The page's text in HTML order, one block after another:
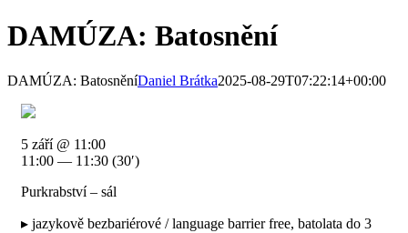
DAMÚZA: Batosnění
DAMÚZA: BatosněníDaniel Brátka2025-08-29T07:22:14+00:00
5 září @ 11:00
11:00 — 11:30 (30′)
Purkrabství – sál
▸ jazykově bezbariérové / language barrier free, batolata do 3